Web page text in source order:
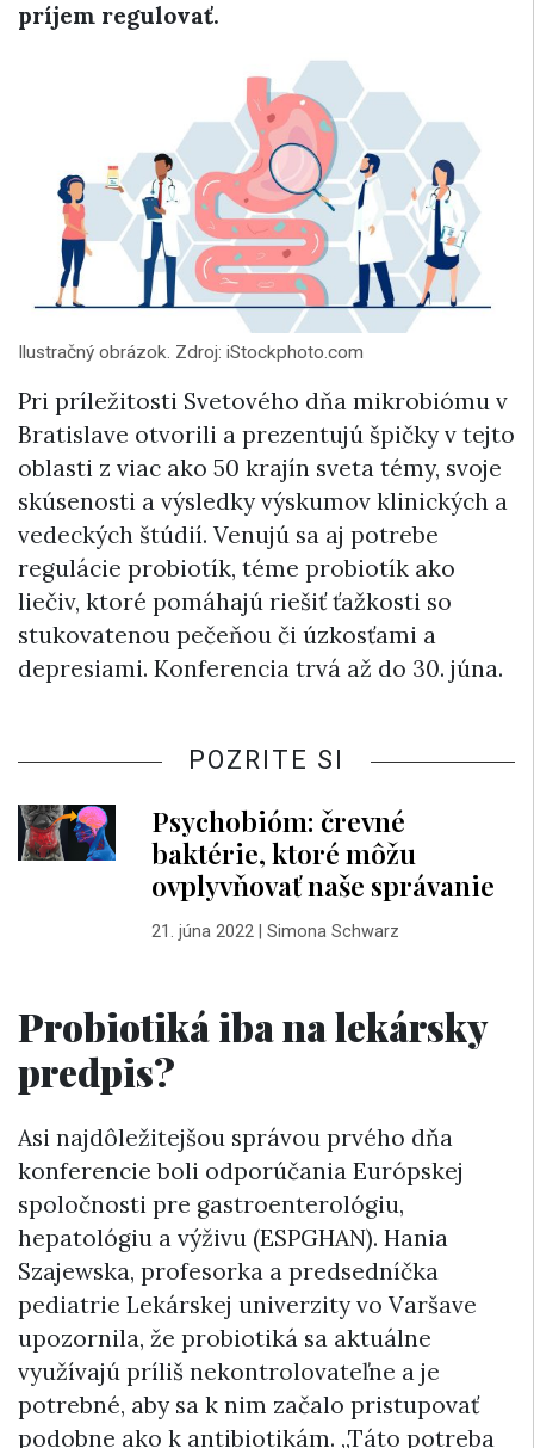
príjem regulovať.
Ilustračný obrázok. Zdroj: iStockphoto.com
Pri príležitosti Svetového dňa mikrobiómu v
Bratislave otvorili a prezentujú špičky v tejto
oblasti z viac ako 50 krajín sveta témy, svoje
skúsenosti a výsledky výskumov klinických a
vedeckých štúdií. Venujú sa aj potrebe
regulácie probiotík, téme probiotík ako
liečiv, ktoré pomáhajú riešiť ťažkosti so
stukovatenou pečeňou či úzkosťami a
depresiami. Konferencia trvá až do 30. júna.
POZRITE SI
Psychobióm: črevné
baktérie, ktoré môžu
ovplyvňovať naše správanie
21. júna 2022| Simona Schwarz
Probiotiká iba na lekársky
predpis?
Asi najdôležitejšou správou prvého dňa
konferencie boli odporúčania Európskej
spoločnosti pre gastroenterológiu,
hepatológiu a výživu (ESPGHAN). Hania
Szajewska, profesorka a predsedníčka
pediatrie Lekárskej univerzity vo Varšave
upozornila, že probiotiká sa aktuálne
využívajú príliš nekontrolovateľne a je
potrebné, aby sa k nim začalo pristupovať
podobne ako k antibiotikám. „Táto potreba